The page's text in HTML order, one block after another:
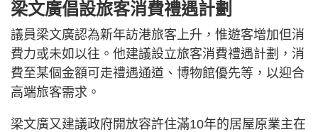
梁文廣倡設旅客消費禮遇計劃
議員梁文廣認為新年訪港旅客上升，惟遊客增加但消
費力或未如以往。他建議設立旅客消費禮遇計劃，消
費至某個金額可走禮遇通道、博物館優先等，以迎合
高端旅客需求。
梁文廣又建議政府開放容許住滿10年的居屋原業主在